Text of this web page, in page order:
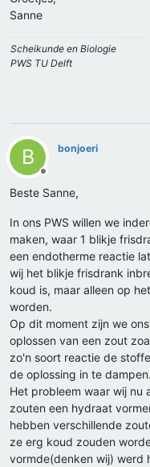
Sanne
Scheikunde en Biologie
PWS TU Delft
B
Offline
bonjoeri
Beste Sanne,
In ons PWS willen we
maken, waar 1 blikje
een endotherme reactie
wij het blikje frisdrank
koud is, maar alleen op
worden.
Op dit moment zijn we
oplossen van een zout
zo'n soort reactie de
de oplossing in te dampen.
Het probleem waar wij nu
zouten een hydraat
hebben verschillende
ze erg koud zouden
vormde(denken wij) werd